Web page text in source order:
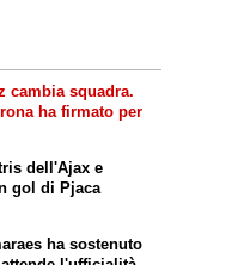
cambia squadra.
ha firmato per
dell'Ajax e
gol di Pjaca
ha sostenuto